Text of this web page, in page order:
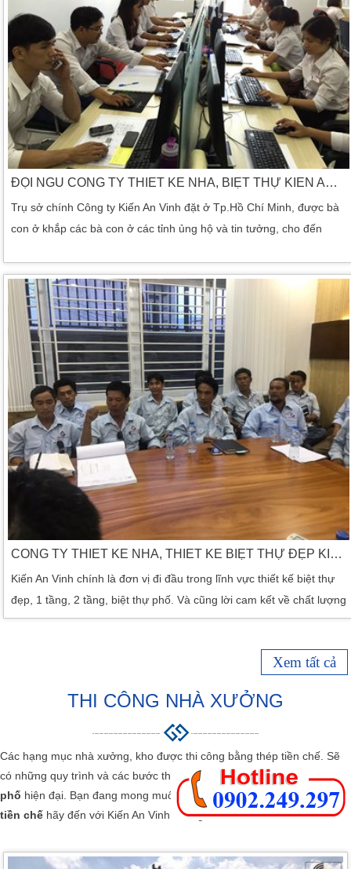
ĐỘI NGŨ CÔNG TY THIẾT KẾ NHÀ, BIỆT THỰ KIẾN AN VINH
Trụ sở chính Công ty Kiến An Vinh đặt ở Tp.Hồ Chí Minh, được bà
con ở khắp các bà con ở các tỉnh ủng hộ và tin tưởng, cho đến
nhà biệt thự Trụ sở chính Công ty Kiến An Vinh đặt ở Tp.Hồ Chí
Minh, được bà con ở khắp các bà con ở các tỉnh ủng hộ […]
CÔNG TY THIẾT KẾ NHÀ, THIẾT KẾ BIỆT THỰ ĐẸP KIẾN AN VINH
Kiến An Vinh chính là đơn vị đi đầu trong lĩnh vực thiết kế biệt thự
đẹp, 1 tầng, 2 tầng, biệt thự phố. Và cũng lời cam kết về chất lượng
cũng như nét thẩm mỹ cho một môi trường sống xanh sạch bền
kinh nghiệm kết hợp với kỹ sư trưởng năng động sáng tạo với
Xem tất cả
THI CÔNG NHÀ XƯỞNG
Các hạng mục nhà xưởng, kho được thi công bằng thép tiền chế. Sẽ
có những quy trình và các bước thực hiện khác so vớithi công nhà
phố hiện đại. Bạn đang mong muốn
thi công nhà xưởng bằng thép
tiền chế hãy đến với Kiến An Vinh chúng tôi.